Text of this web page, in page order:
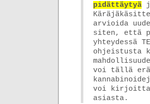
pidättäytyä
arvioida
siten, että
yhteydessä
ohjeistusta
voi tällä
voi
asiasta.